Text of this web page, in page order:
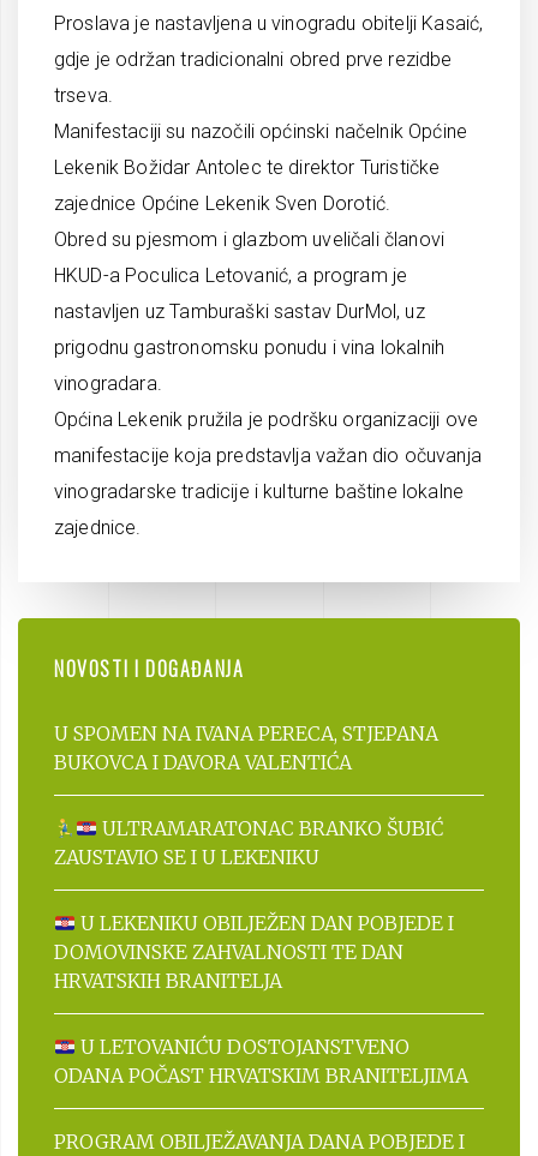
Proslava je nastavljena u vinogradu obitelji Kasaić,
gdje je održan tradicionalni obred prve rezidbe
trseva.
Manifestaciji su nazočili općinski načelnik Općine
Lekenik Božidar Antolec te direktor Turističke
zajednice Općine Lekenik Sven Dorotić.
Obred su pjesmom i glazbom uveličali članovi
HKUD-a Poculica Letovanić, a program je
nastavljen uz Tamburaški sastav DurMol, uz
prigodnu gastronomsku ponudu i vina lokalnih
vinogradara.
Općina Lekenik pružila je podršku organizaciji ove
manifestacije koja predstavlja važan dio očuvanja
vinogradarske tradicije i kulturne baštine lokalne
zajednice.
NOVOSTI I DOGAĐANJA
U SPOMEN NA IVANA PERECA, STJEPANA
BUKOVCA I DAVORA VALENTIĆA
ULTRAMARATONAC BRANKO ŠUBIĆ
ZAUSTAVIO SE I U LEKENIKU
U LEKENIKU OBILJEŽEN DAN POBJEDE I
DOMOVINSKE ZAHVALNOSTI TE DAN
HRVATSKIH BRANITELJA
U LETOVANIĆU DOSTOJANSTVENO
ODANA POČAST HRVATSKIM BRANITELJIMA
PROGRAM OBILJEŽAVANJA DANA POBJEDE I